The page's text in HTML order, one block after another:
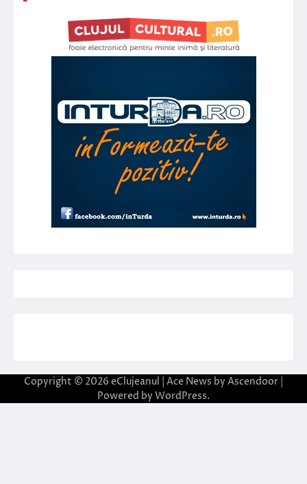
Copyright © 2026 eClujeanul | Ace News by Ascendoor
Powered by WordPress.